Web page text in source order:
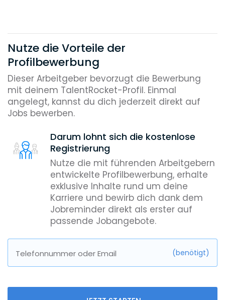
Nutze die Vorteile der
Profilbewerbung
Dieser Arbeitgeber bevorzugt die Bewerbung
mit deinem TalentRocket-Profil. Einmal
angelegt, kannst du dich jederzeit direkt auf
Jobs bewerben.
Darum lohnt sich die kostenlose
Registrierung
Nutze die mit führenden Arbeitgebern
entwickelte Profilbewerbung, erhalte
exklusive Inhalte rund um deine
Karriere und bewirb dich dank dem
Jobreminder direkt als erster auf
passende Jobangebote.
Telefonnummer oder Email (benötigt)